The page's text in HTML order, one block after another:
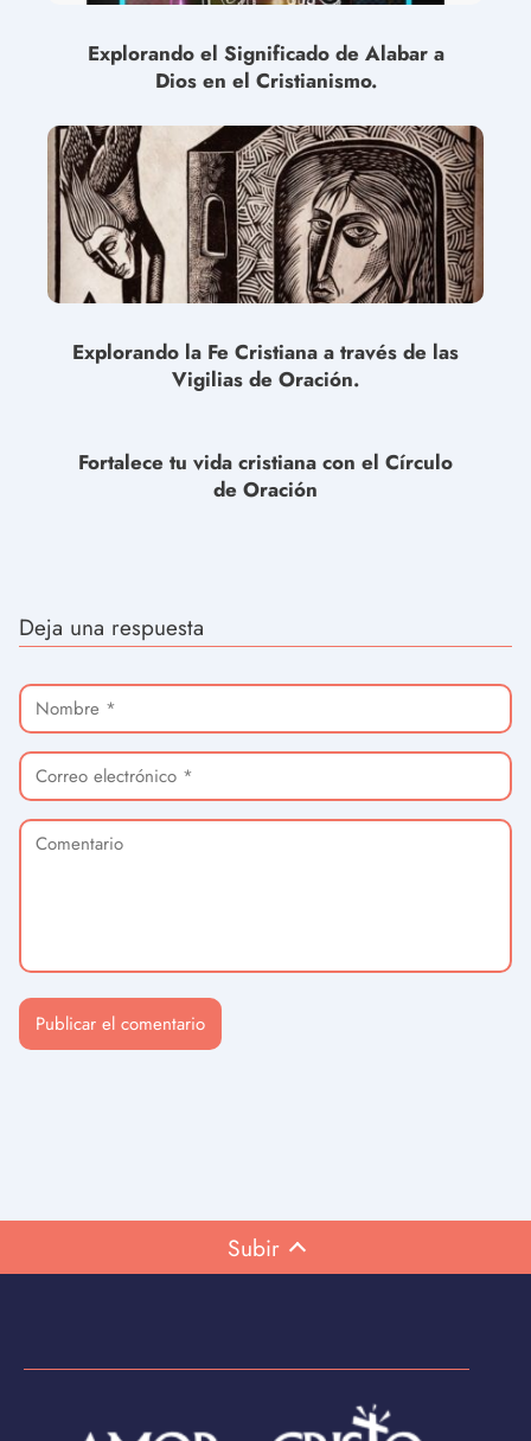
Explorando el Significado de Alabar a
Dios en el Cristianismo.
Explorando la Fe Cristiana a través de las
Vigilias de Oración.
Fortalece tu vida cristiana con el Círculo
de Oración
Deja una respuesta
Subir